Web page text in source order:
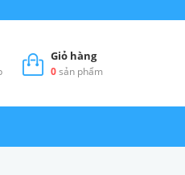
Giỏ hàng
0sản phẩm